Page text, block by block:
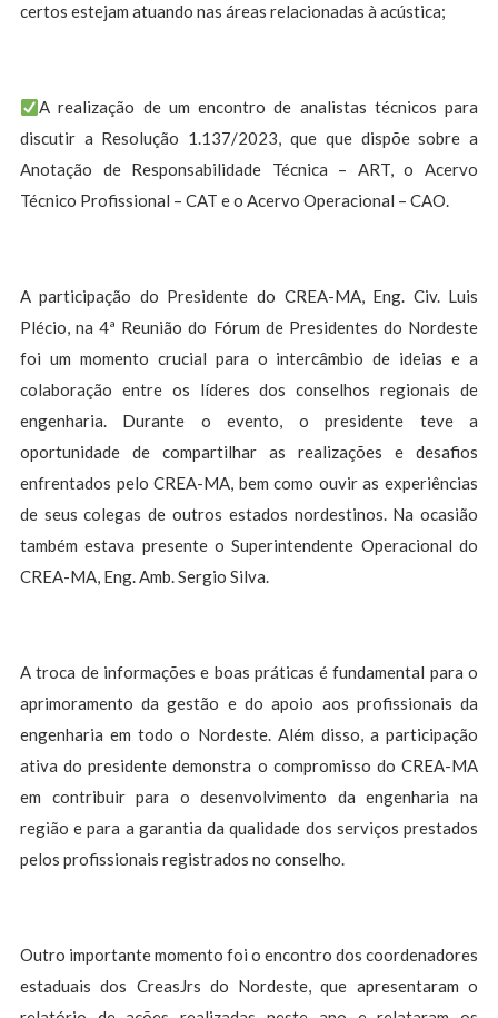
certos estejam atuando nas áreas relacionadas à acústica;
A realização de um encontro de analistas técnicos para
discutir a Resolução 1.137/2023, que que dispõe sobre a
Anotação de Responsabilidade Técnica – ART, o Acervo
Técnico Profissional – CAT e o Acervo Operacional – CAO.
A participação do Presidente do CREA-MA, Eng. Civ. Luis
Plécio, na 4ª Reunião do Fórum de Presidentes do Nordeste
foi um momento crucial para o intercâmbio de ideias e a
colaboração entre os líderes dos conselhos regionais de
engenharia. Durante o evento, o presidente teve a
oportunidade de compartilhar as realizações e desafios
enfrentados pelo CREA-MA, bem como ouvir as experiências
de seus colegas de outros estados nordestinos. Na ocasião
também estava presente o Superintendente Operacional do
CREA-MA, Eng. Amb. Sergio Silva.
A troca de informações e boas práticas é fundamental para o
aprimoramento da gestão e do apoio aos profissionais da
engenharia em todo o Nordeste. Além disso, a participação
ativa do presidente demonstra o compromisso do CREA-MA
em contribuir para o desenvolvimento da engenharia na
região e para a garantia da qualidade dos serviços prestados
pelos profissionais registrados no conselho.
Outro importante momento foi o encontro dos coordenadores
estaduais dos CreasJrs do Nordeste, que apresentaram o